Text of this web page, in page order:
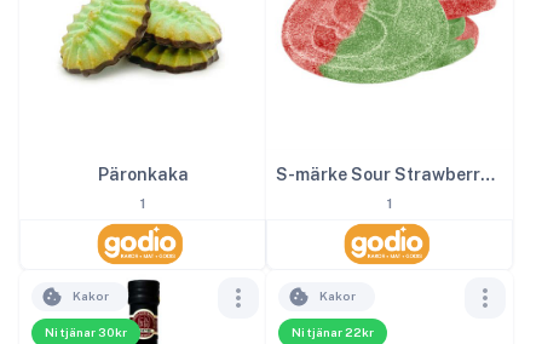
Päronkaka
1
S-märke Sour Strawberry 4kg
1
Ni tjänar 30kr
Kakor
Ni tjänar 22kr
Kakor